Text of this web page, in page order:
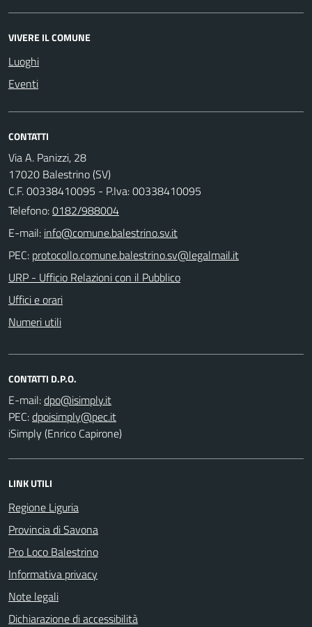
VIVERE IL COMUNE
Luoghi
Eventi
CONTATTI
Via A. Panizzi, 28
17020 Balestrino (SV)
C.F. 00338410095 - P.Iva: 00338410095
Telefono:0182/988004
E-mail:
PEC:
URP - Ufficio Relazioni con il Pubblico
Uffici e orari
Numeri utili
CONTATTI D.P.O.
E-mail:
PEC:
iSimply (Enrico Capirone)
LINK UTILI
Regione Liguria
Provincia di Savona
Pro Loco Balestrino
Informativa privacy
Note legali
Dichiarazione di accessibilità